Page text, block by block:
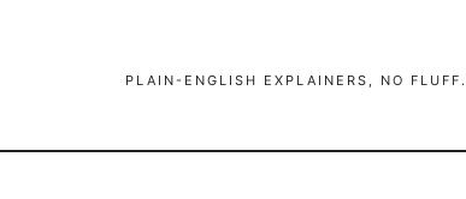
PLAIN-ENGLISH EXPLAINERS, NO FLUFF.